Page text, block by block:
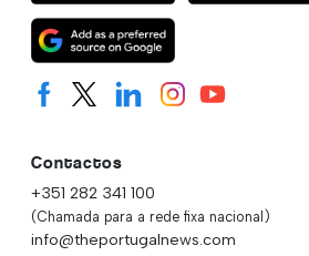
Contactos
+351 282 341 100
(Chamada para a rede fixa nacional)
info@theportugalnews.com